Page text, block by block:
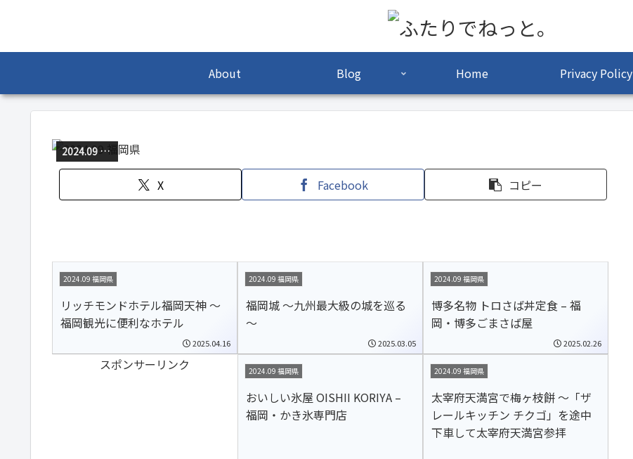
About Blog Home Privacy Policy
2024.09 福岡県
X Facebook コピー
2024.09 福岡県
リッチモンドホテル福岡天神 ～
福岡観光に便利なホテル
2025.04.16
2024.09 福岡県
福岡城 ～九州最大級の城を巡る
～
2025.03.05
2024.09 福岡県
博多名物 トロさば丼定食 – 福
岡・博多ごまさば屋
2025.02.26
スポンサーリンク 2024.09 福岡県
おいしい氷屋 OISHII KORIYA –
福岡・かき氷専門店
2024.09 福岡県
太宰府天満宮で梅ヶ枝餅 ～「ザ
レールキッチン チクゴ」を途中
下車して太宰府天満宮参拝